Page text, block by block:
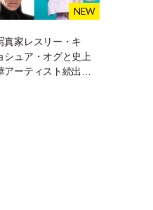
真家レスリー・キ
シュア・オグと史上
ーティスト続出の